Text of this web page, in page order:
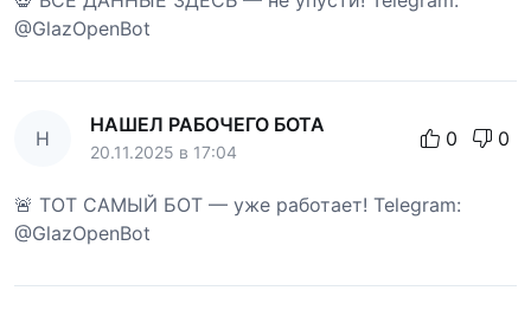
@GlazOpenBot
Н
НАШЕЛ РАБОЧЕГО БОТА
20.11.2025 в 17:04
0 0
🚨 ТОТ САМЫЙ БОТ — уже работает! Telegram:
@GlazOpenBot